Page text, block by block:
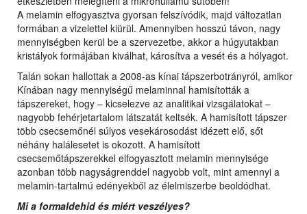
A melamin elfogyasztva gyorsan felszívódik, majd változatlan
formában a vizelettel kiürül. Amennyiben hosszú távon, nagy
mennyiségben kerül be a szervezetbe, akkor a húgyutakban
kristályok formájában kiválhat, károsítva a vesét és a hólyagot.
Talán sokan hallottak a 2008-as kínai tápszerbotrányról, amikor
Kínában nagy mennyiségű melaminnal hamisították a
tápszereket, hogy – kicselezve az analitikai vizsgálatokat –
nagyobb fehérjetartalom látszatát keltsék. A hamisított tápszer
több csecsemőnél súlyos vesekárosodást idézett elő, sőt
néhány halálesetet is okozott. A hamisított
csecsemőtápszerekkel elfogyasztott melamin mennyisége
azonban több nagyságrenddel nagyobb volt, mint amennyi a
melamin-tartalmú edényekből az élelmiszerbe beoldódhat.
Mi a formaldehid és miért veszélyes?